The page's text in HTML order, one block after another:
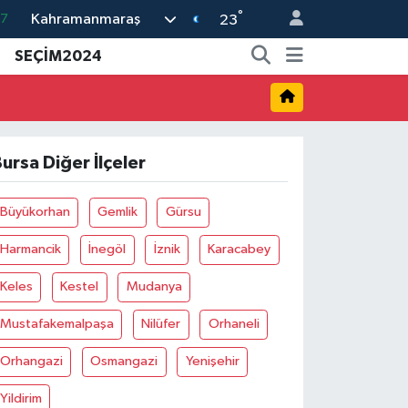
Kahramanmaraş 23°
SEÇİM2024
Diğer İlçeler
Büyükorhan Gemlik Gürsu
Harmancik İnegöl İznik Karacabey
Keles Kestel Mudanya
Mustafakemalpaşa Nilüfer Orhaneli
Orhangazi Osmangazi Yenişehir
Yildirim